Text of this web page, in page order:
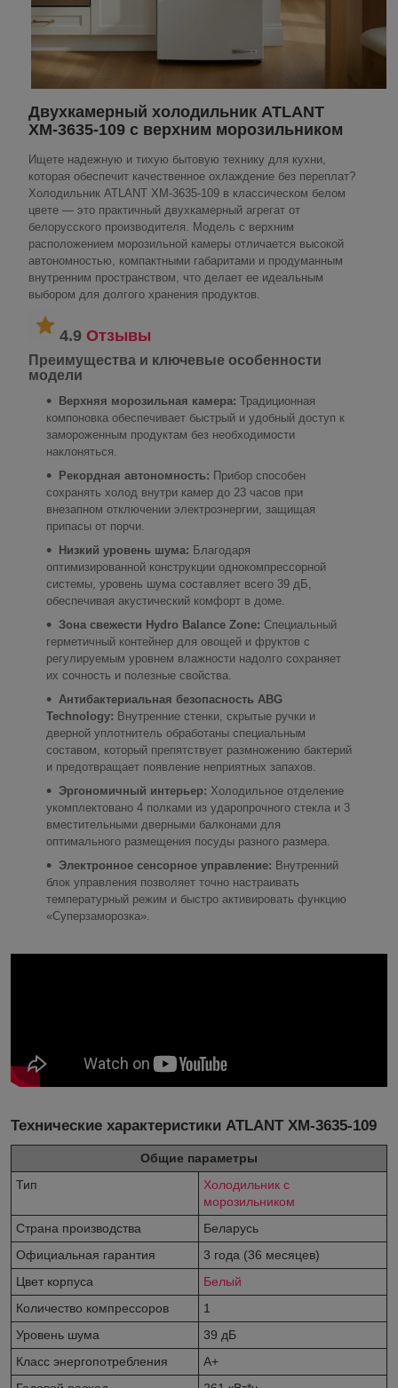
Двухкамерный холодильник ATLANT
ХМ-3635-109 с верхним морозильником
Ищете надежную и тихую бытовую технику для кухни,
которая обеспечит качественное охлаждение без переплат?
Холодильник ATLANT ХМ-3635-109 в классическом белом
цвете — это практичный двухкамерный агрегат от
белорусского производителя. Модель с верхним
расположением морозильной камеры отличается высокой
автономностью, компактными габаритами и продуманным
внутренним пространством, что делает ее идеальным
выбором для долгого хранения продуктов.
4.9 Отзывы
Преимущества и ключевые особенности
модели
Верхняя морозильная камера: Традиционная
компоновка обеспечивает быстрый и удобный доступ к
замороженным продуктам без необходимости
наклоняться.
Рекордная автономность: Прибор способен
сохранять холод внутри камер до 23 часов при
внезапном отключении электроэнергии, защищая
припасы от порчи.
Низкий уровень шума: Благодаря
оптимизированной конструкции однокомпрессорной
системы, уровень шума составляет всего 39 дБ,
обеспечивая акустический комфорт в доме.
Зона свежести Hydro Balance Zone: Специальный
герметичный контейнер для овощей и фруктов с
регулируемым уровнем влажности надолго сохраняет
их сочность и полезные свойства.
Антибактериальная безопасность ABG
Technology: Внутренние стенки, скрытые ручки и
дверной уплотнитель обработаны специальным
составом, который препятствует размножению бактерий
и предотвращает появление неприятных запахов.
Эргономичный интерьер: Холодильное отделение
укомплектовано 4 полками из ударопрочного стекла и 3
вместительными дверными балконами для
оптимального размещения посуды разного размера.
Электронное сенсорное управление: Внутренний
блок управления позволяет точно настраивать
температурный режим и быстро активировать функцию
«Суперзаморозка».
Технические характеристики ATLANT ХМ-3635-109
Общие параметры
Тип
Холодильник с
морозильником
Страна производства
Беларусь
Официальная гарантия
3 года (36 месяцев)
Цвет корпуса
Белый
Количество компрессоров
1
Уровень шума
39 дБ
Класс энергопотребления
A+